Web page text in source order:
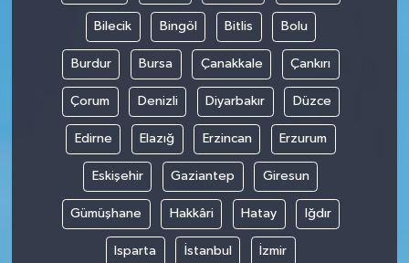
Bilecik Bingöl Bitlis Bolu
Burdur Bursa Çanakkale Çankırı
Çorum Denizli Diyarbakır Düzce
Edirne Elazığ Erzincan Erzurum
Eskişehir Gaziantep Giresun
Gümüşhane Hakkâri Hatay Iğdır
Isparta İstanbul İzmir